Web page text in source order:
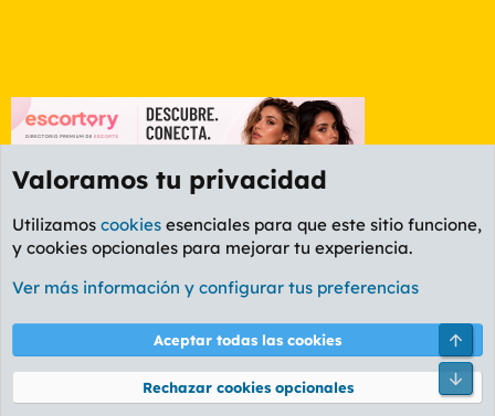
Foro Rapiñas
Cookies
PL OLDSTYLE AMARILLO
Términos y reglas Política de privacidad Ayuda
Community platform by XenForo® © 2010-2026 XenForo Ltd.
Valoramos tu privacidad
Utilizamos cookies esenciales para que este sitio funcione,
y cookies opcionales para mejorar tu experiencia.
Ver más información y configurar tus preferencias
Aceptar todas las cookies
Rechazar cookies opcionales
Pie